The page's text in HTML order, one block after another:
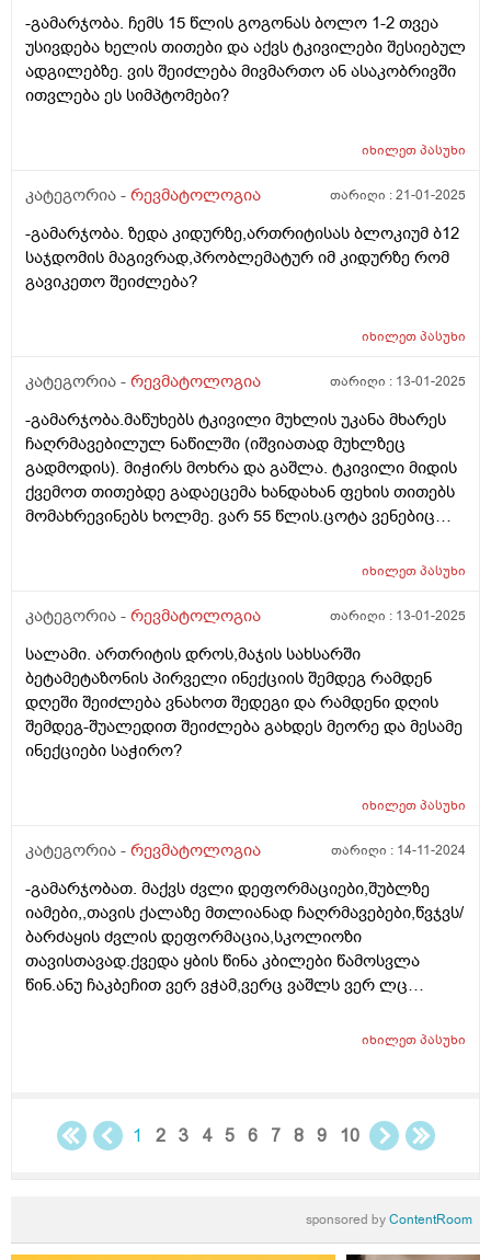
-გამარჯობა. ჩემს 15 წლის გოგონას ბოლო 1-2 თვეა
უსივდება ხელის თითები და აქვს ტკივილები შესიებულ
ადგილებზე. ვის შეიძლება მივმართო ან ასაკობრივში
ითვლება ეს სიმპტომები?
იხილეთპასუხი
კატეგორია - რევმატოლოგია თარიღი :21-01-2025
-გამარჯობა. ზედა კიდურზე,ართრიტისას ბლოკიუმ ბ12
საჯდომის მაგივრად,პრობლემატურ იმ კიდურზე რომ
გავიკეთო შეიძლება?
იხილეთპასუხი
კატეგორია - რევმატოლოგია თარიღი : 13-01-2025
-გამარჯობა.მაწუხებს ტკივილი მუხლის უკანა მხარეს
ჩაღრმავებილულ ნაწილში (იშვიათად მუხლზეც
გადმოდის). მიჭირს მოხრა და გაშლა. ტკივილი მიდის
ქვემოთ თითებდე გადაეცემა ხანდახან ფეხის თითებს
მომახრევინებს ხოლმე. ვარ 55 წლის.ცოტა ვენებიც
იხილეთპასუხი
კატეგორია - რევმატოლოგია თარიღი : 13-01-2025
სალამი. ართრიტის დროს,მაჯის სახსარში
ბეტამეტაზონის პირველი ინექციის შემდეგ რამდენ
დღეში შეიძლება ვნახოთ შედეგი და რამდენი დღის
შემდეგ-შუალედით შეიძლება გახდეს მეორე და მესამე
ინექციები საჭირო?
იხილეთპასუხი
კატეგორია - რევმატოლოგია თარიღი : 14-11-2024
-გამარჯობათ. მაქვს ძვლი დეფორმაციები,შუბლზე
იამები,,თავის ქალაზე მთლიანად ჩაღრმავებები,წვჯვს/
ბარძაყის ძვლის დეფორმაცია,სკოლიოზი
თავისთავად.ქვედა ყბის წინა კბილები წამოსვლა
წინ.ანუ ჩაკბეჩით ვერ ვჭამ,ვერც ვაშლს ვერ ლც
იხილეთპასუხი
1 2 3 4 5 6 7 8 9 10
sponsored byContentRoom